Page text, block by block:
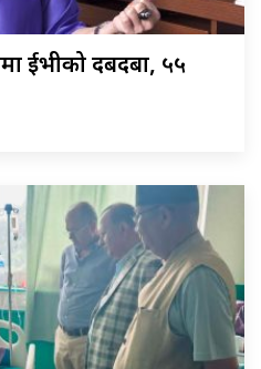
ईभीको दबदबा, ५५